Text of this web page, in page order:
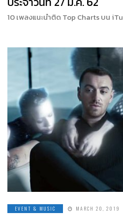
10 เพลงแนะนำติด Top Charts บน
EVENT & MUSIC MARCH 20, 2019